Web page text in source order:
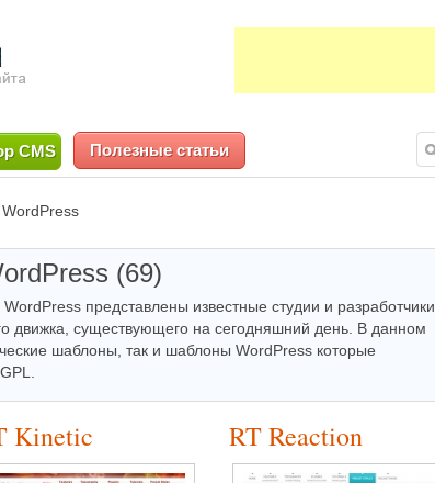
CMS Полезные статьи
(69)
представлены известные студии и разработчики
движка, существующего на сегодняшний день. В данном
шаблоны, так и шаблоны WordPress которые
Kinetic RT Reaction